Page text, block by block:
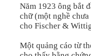
Năm 1923 ông bắt
chữ (một nghề
cho Fischer &
Một quảng cáo từ